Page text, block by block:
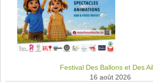
Festival Des Ballons et Des
16 août 2026